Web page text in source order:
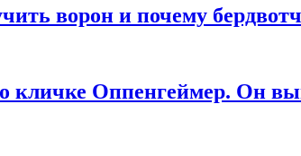
ворон и почему
кличке Оппенгеймер. Он